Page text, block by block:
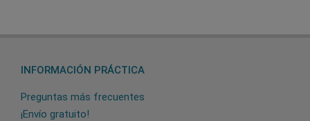
INFORMACIÓN PRÁCTICA
Preguntas más frecuentes
¡Envío gratuito!